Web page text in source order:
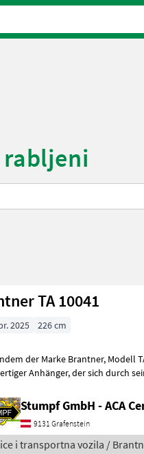
TA 10041
2025 226 cm
der Marke Brantner, Modell TA 10041 , ist ein
der sich durch seine hervorragende
Stumpf GmbH - ACA
9131 Grafenstein
i transportna vozila /